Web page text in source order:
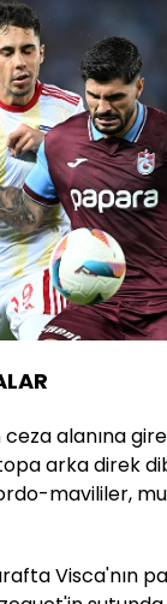
ceza alanına
arka direk
mavililer,
Visca'nın